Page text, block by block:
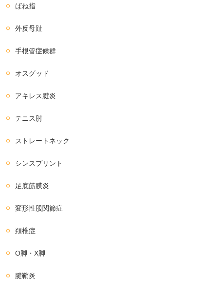
ばね指
外反母趾
手根管症候群
オスグッド
アキレス腱炎
テニス肘
ストレートネック
シンスプリント
足底筋膜炎
変形性股関節症
頚椎症
O脚・X脚
腱鞘炎